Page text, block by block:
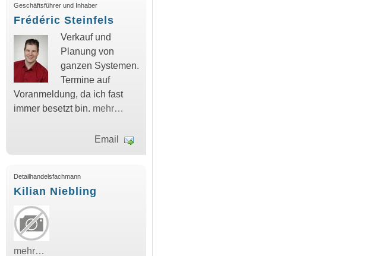
Geschäftsführer und Inhaber
Frédéric Steinfels
Verkauf und
Planung von
ganzen Systemen.
Termine auf
Voranmeldung, da ich fast
immer besetzt bin. mehr…
Email
Detailhandelsfachmann
Kilian Niebling
mehr…